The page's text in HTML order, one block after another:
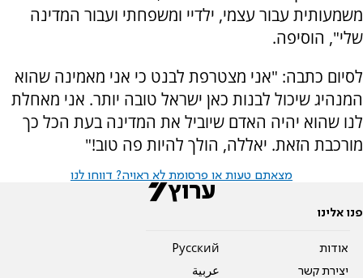
משמעותית עבור עצמי, ילדיי ומשפחתי ועבור המדינה
שלי", הוסיפה.
לסיום כתבה: "אני מצטרפת לבנט כי אני מאמינה שהוא
המנהיג שיכול לבנות כאן ישראל טובה יותר. אני מאחלת
לנו שהוא יהיה האדם שיוביל את המדינה בעת הכל כך
מורכבת הזאת. יאללה, הולך להיות פה טוב!"
מצאתם טעות או פרסומת לא ראויה? דווחו לנו
פנו אלינו
אודות
יצירת קשר
Pусский
عربية